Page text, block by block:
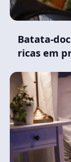
Batata-
ricas em